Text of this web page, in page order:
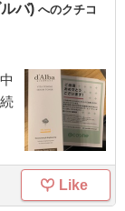
バ) へのクチコ
Like